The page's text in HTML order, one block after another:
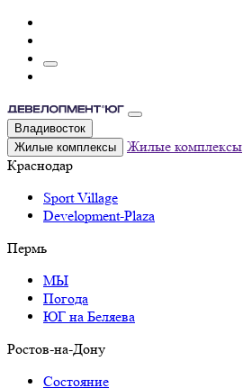
Владивосток
Жилые комплексы
Жилые комплексы
Краснодар
Sport Village
Development-Plaza
Пермь
МЫ
Погода
ЮГ на Беляева
Ростов-на-Дону
Состояние